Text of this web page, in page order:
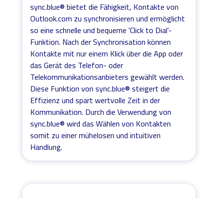
sync.blue® bietet die Fähigkeit, Kontakte von
Outlook.com zu synchronisieren und ermöglicht
so eine schnelle und bequeme 'Click to Dial'-
Funktion. Nach der Synchronisation können
Kontakte mit nur einem Klick über die App oder
das Gerät des Telefon- oder
Telekommunikationsanbieters gewählt werden.
Diese Funktion von sync.blue® steigert die
Effizienz und spart wertvolle Zeit in der
Kommunikation. Durch die Verwendung von
sync.blue® wird das Wählen von Kontakten
somit zu einer mühelosen und intuitiven
Handlung.